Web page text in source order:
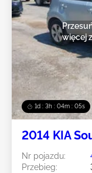
1d : 3h : 04m : 02s
więcej
2014 KIA
Nr pojazdu:
Przebieg: